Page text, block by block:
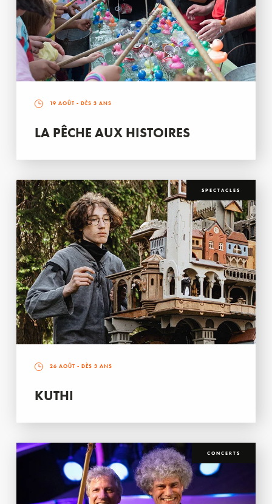
19 AOÛT - DÈS 3 ANS
LA PÊCHE AUX HISTOIRES
SPECTACLES
26 AOÛT - DÈS 3 ANS
KUTHI
CONCERTS